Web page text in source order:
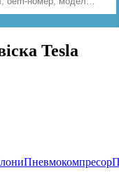
Tesla
Пневмокомпресор